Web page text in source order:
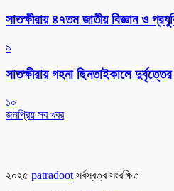
সাতক্ষীরায় ৪৭তম জাতীয় বিজ্ঞান ও
৯
সাতক্ষীরায় গহনা ছিনতাইকালে
১০
জনপ্রিয় সব খবর
২০২৫ patradoot সর্বস্বত্ব সংরক্ষিত